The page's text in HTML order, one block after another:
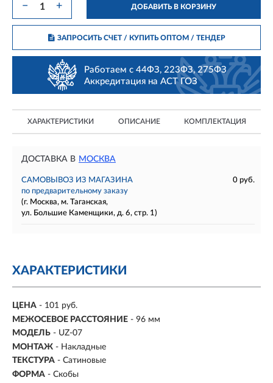
− + ДОБАВИТЬ В КОРЗИНУ
ЗАПРОСИТЬ СЧЕТ / КУПИТЬ ОПТОМ/ ТЕНДЕР
Работаем с 44ФЗ, 223ФЗ, 275ФЗ
Аккредитация на АСТ ГОЗ
ХАРАКТЕРИСТИКИ ОПИСАНИЕ КОМПЛЕКТАЦИЯ
ДОСТАВКА В МОСКВА
САМОВЫВОЗ ИЗ МАГАЗИНА
0 руб.
по предварительному заказу
(г. Москва, м. Таганская,
ул. Большие Каменщики, д. 6, стр. 1)
ХАРАКТЕРИСТИКИ
ЦЕНА - 101 руб.
МЕЖОСЕВОЕ РАССТОЯНИЕ - 96 мм
МОДЕЛЬ - UZ-07
МОНТАЖ - Накладные
ТЕКСТУРА - Сатиновые
ФОРМА - Скобы